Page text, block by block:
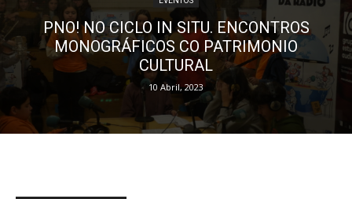
PNO! NO CICLO IN SITU. ENCONTROS
MONOGRÁFICOS CO PATRIMONIO
CULTURAL
10 Abril, 2023